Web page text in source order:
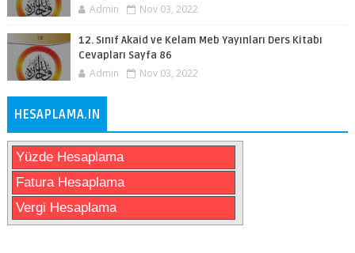
Admin Nov 03, 2022
12. Sınıf Akaid ve Kelam Meb Yayınları Ders Kitabı
Cevapları Sayfa 86
Admin Nov 03, 2022
HESAPLAMA.IN
Yüzde Hesaplama
Fatura Hesaplama
Vergi Hesaplama